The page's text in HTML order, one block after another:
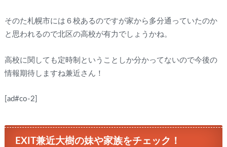
そのた札幌市には６校あるのですが家から多分通っていたのか
と思われるので北区の高校が有力でしょうかね。
高校に関しても定時制ということしか分かってないので今後の
情報期待しますね兼近さん！
[ad#co-2]
EXIT兼近大樹の妹や家族をチェック！